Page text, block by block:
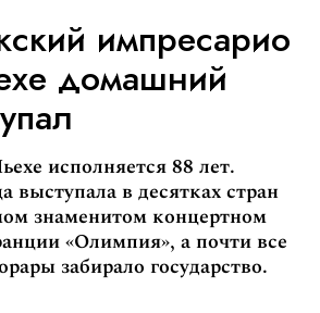
импресарио
домашний
исполняется 88 лет.
выступала в десятках стран
знаменитом концертном
«Олимпия», а почти все
забирало государство.